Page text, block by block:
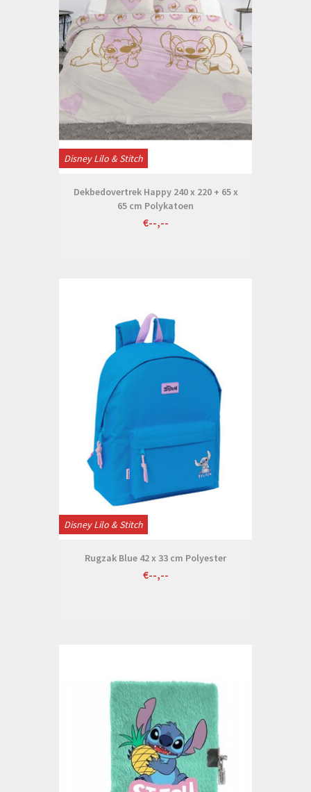
Disney Lilo & Stitch
Dekbedovertrek Happy 240 x 220 + 65 x
65 cm Polykatoen
€--,--
Disney Lilo & Stitch
Rugzak Blue 42 x 33 cm Polyester
€--,--